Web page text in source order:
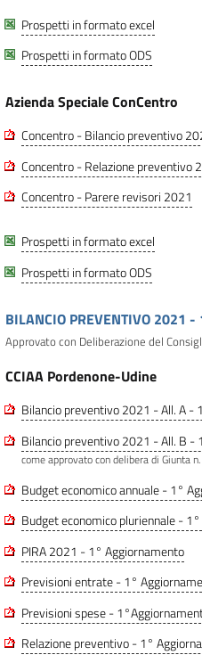
Prospetti in formato excel
Prospetti in formato ODS
Azienda Speciale ConCentro
Concentro - Bilancio preventivo
Concentro - Relazione preventivo
Concentro - Parere revisori 2021
Prospetti in formato excel
Prospetti in formato ODS
BILANCIO PREVENTIVO 2021
Approvato con Deliberazione del
CCIAA Pordenone-Udine
Bilancio preventivo 2021 - All. A -
Bilancio preventivo 2021 - All. B -
come approvato con delibera di Giunta
Budget economico annuale - 1°
Budget economico pluriennale -
PIRA 2021 - 1° Aggiornamento
Previsioni entrate - 1°
Previsioni spese -
Relazione preventivo - 1°